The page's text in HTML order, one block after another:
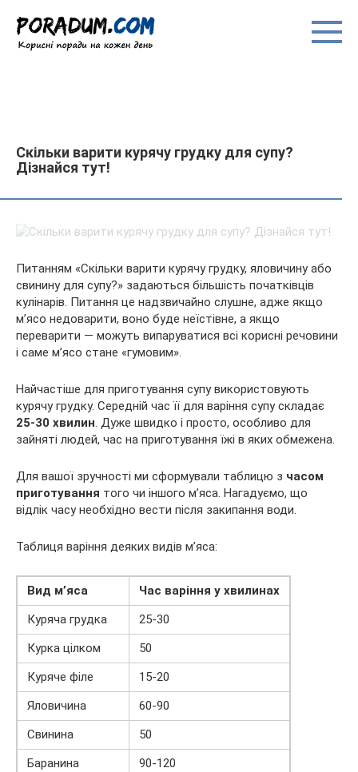
вмісту
Скільки варити курячу грудку для супу?
Дізнайся тут!
Питанням «Скільки варити курячу грудку, яловичину або
свинину для супу?» задаються більшість початківців
кулінарів. Питання це надзвичайно слушне, адже якщо
м’ясо недоварити, воно буде неїстівне, а якщо
переварити — можуть випаруватися всі корисні речовини
і саме м’ясо стане «гумовим».
Найчастіше для приготування супу використовують
курячу грудку. Середній час її для варіння супу складає
25-30 хвилин. Дуже швидко і просто, особливо для
зайняті людей, час на приготування їжі в яких обмежена.
Для вашої зручності ми сформували таблицю з часом
приготування того чи іншого м’яса. Нагадуємо, що
відлік часу необхідно вести після закипання води.
Таблиця варіння деяких видів м’яса:
Вид м’яса
Час варіння у хвилинах
Куряча грудка
25-30
Курка цілком
50
Куряче філе
15-20
Яловичина
60-90
Свинина
50
Баранина
90-120